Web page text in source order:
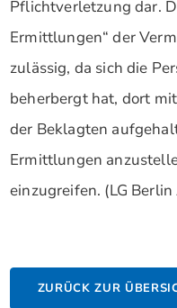
Pflichtverletzung dar.
Ermittlungen“ der
zulässig, da sich die
beherbergt hat, dort
der Beklagten
Ermittlungen
einzugreifen. (LG
ZURÜCK ZUR